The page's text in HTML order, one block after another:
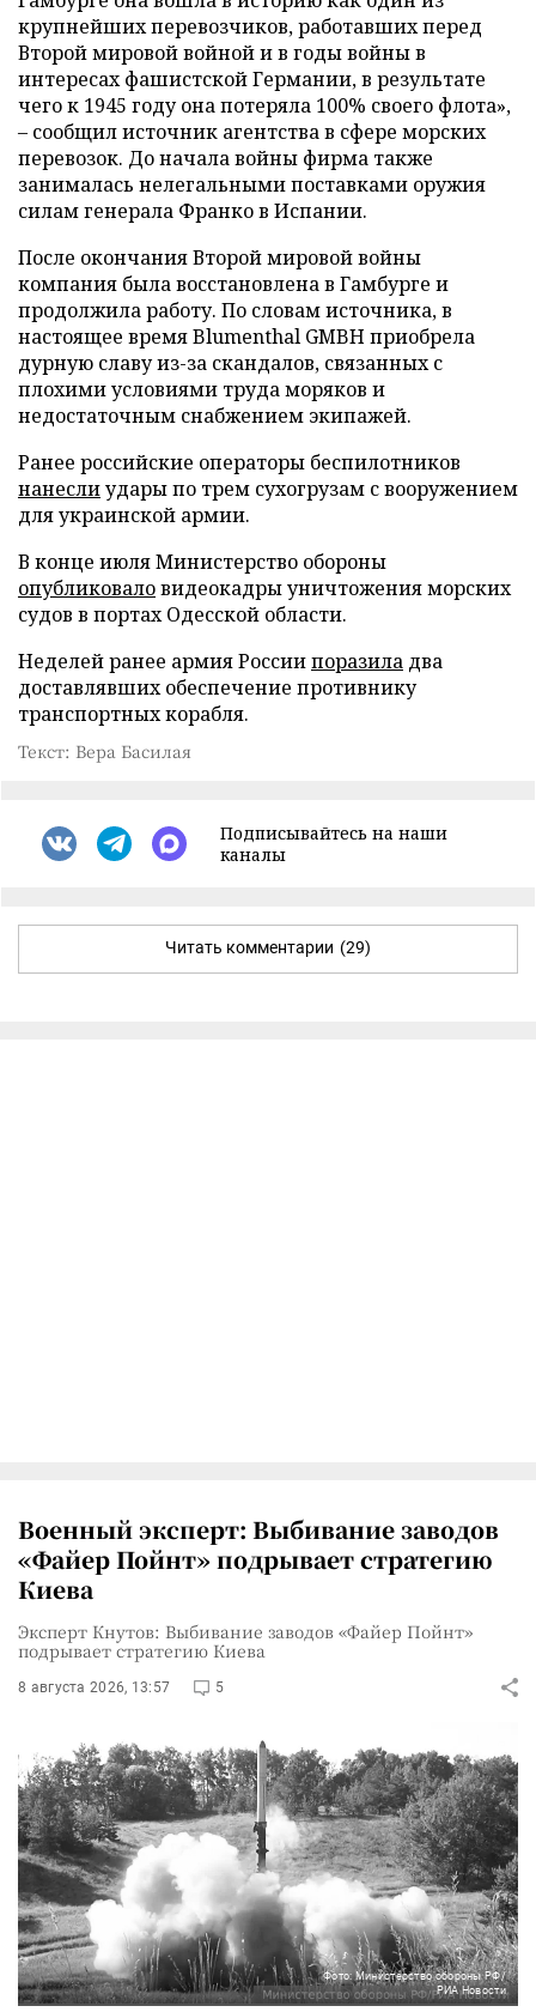
крупнейших перевозчиков, работавших перед
Второй мировой войной и в годы войны в
интересах фашистской Германии, в результате
чего к 1945 году она потеряла 100% своего флота»,
– сообщил источник агентства в сфере морских
перевозок. До начала войны фирма также
занималась нелегальными поставками оружия
силам генерала Франко в Испании.
После окончания Второй мировой войны
компания была восстановлена в Гамбурге и
продолжила работу. По словам источника, в
настоящее время Blumenthal GMBH приобрела
дурную славу из-за скандалов, связанных с
плохими условиями труда моряков и
недостаточным снабжением экипажей.
Ранее российские операторы беспилотников
нанеслиудары по трем сухогрузам с вооружением
для украинской армии.
В конце июля Министерство обороны
опубликоваловидеокадры уничтожения морских
судов в портах Одесской области.
Неделей ранее армия Россиипоразила два
доставлявших обеспечение противнику
транспортных корабля.
Текст: Вера Басилая
Подписывайтесь на наши
каналы
Читать комментарии (29)
Военный эксперт: Выбивание заводов
«Файер Пойнт» подрывает стратегию
Киева
Эксперт Кнутов: Выбивание заводов «Файер Пойнт»
подрывает стратегию Киева
8 августа 2026, 13:57 5
Фото: Министерство обороны РФ/
РИА Новости